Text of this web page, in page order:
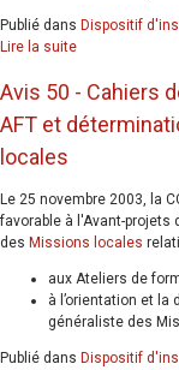
Publié dans Dispositif
Lire la suite
Avis 50 - Cahiers
AFT et
locales
Le 25 novembre 2003, la
favorable à l'Avant-projets
des Missions locales
aux Ateliers de
à l’orientation et la
généraliste des
Publié dans Dispositif